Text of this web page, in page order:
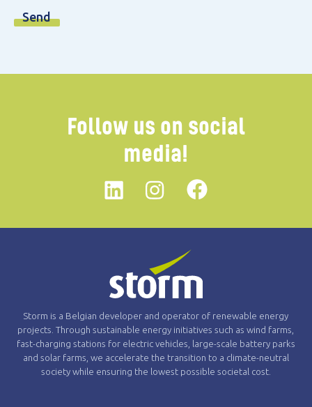
Follow us on social
media!
Storm is a Belgian developer and operator of renewable energy
projects. Through sustainable energy initiatives such as wind farms,
fast-charging stations for electric vehicles, large-scale battery parks
and solar farms, we accelerate the transition to a climate-neutral
society while ensuring the lowest possible societal cost.